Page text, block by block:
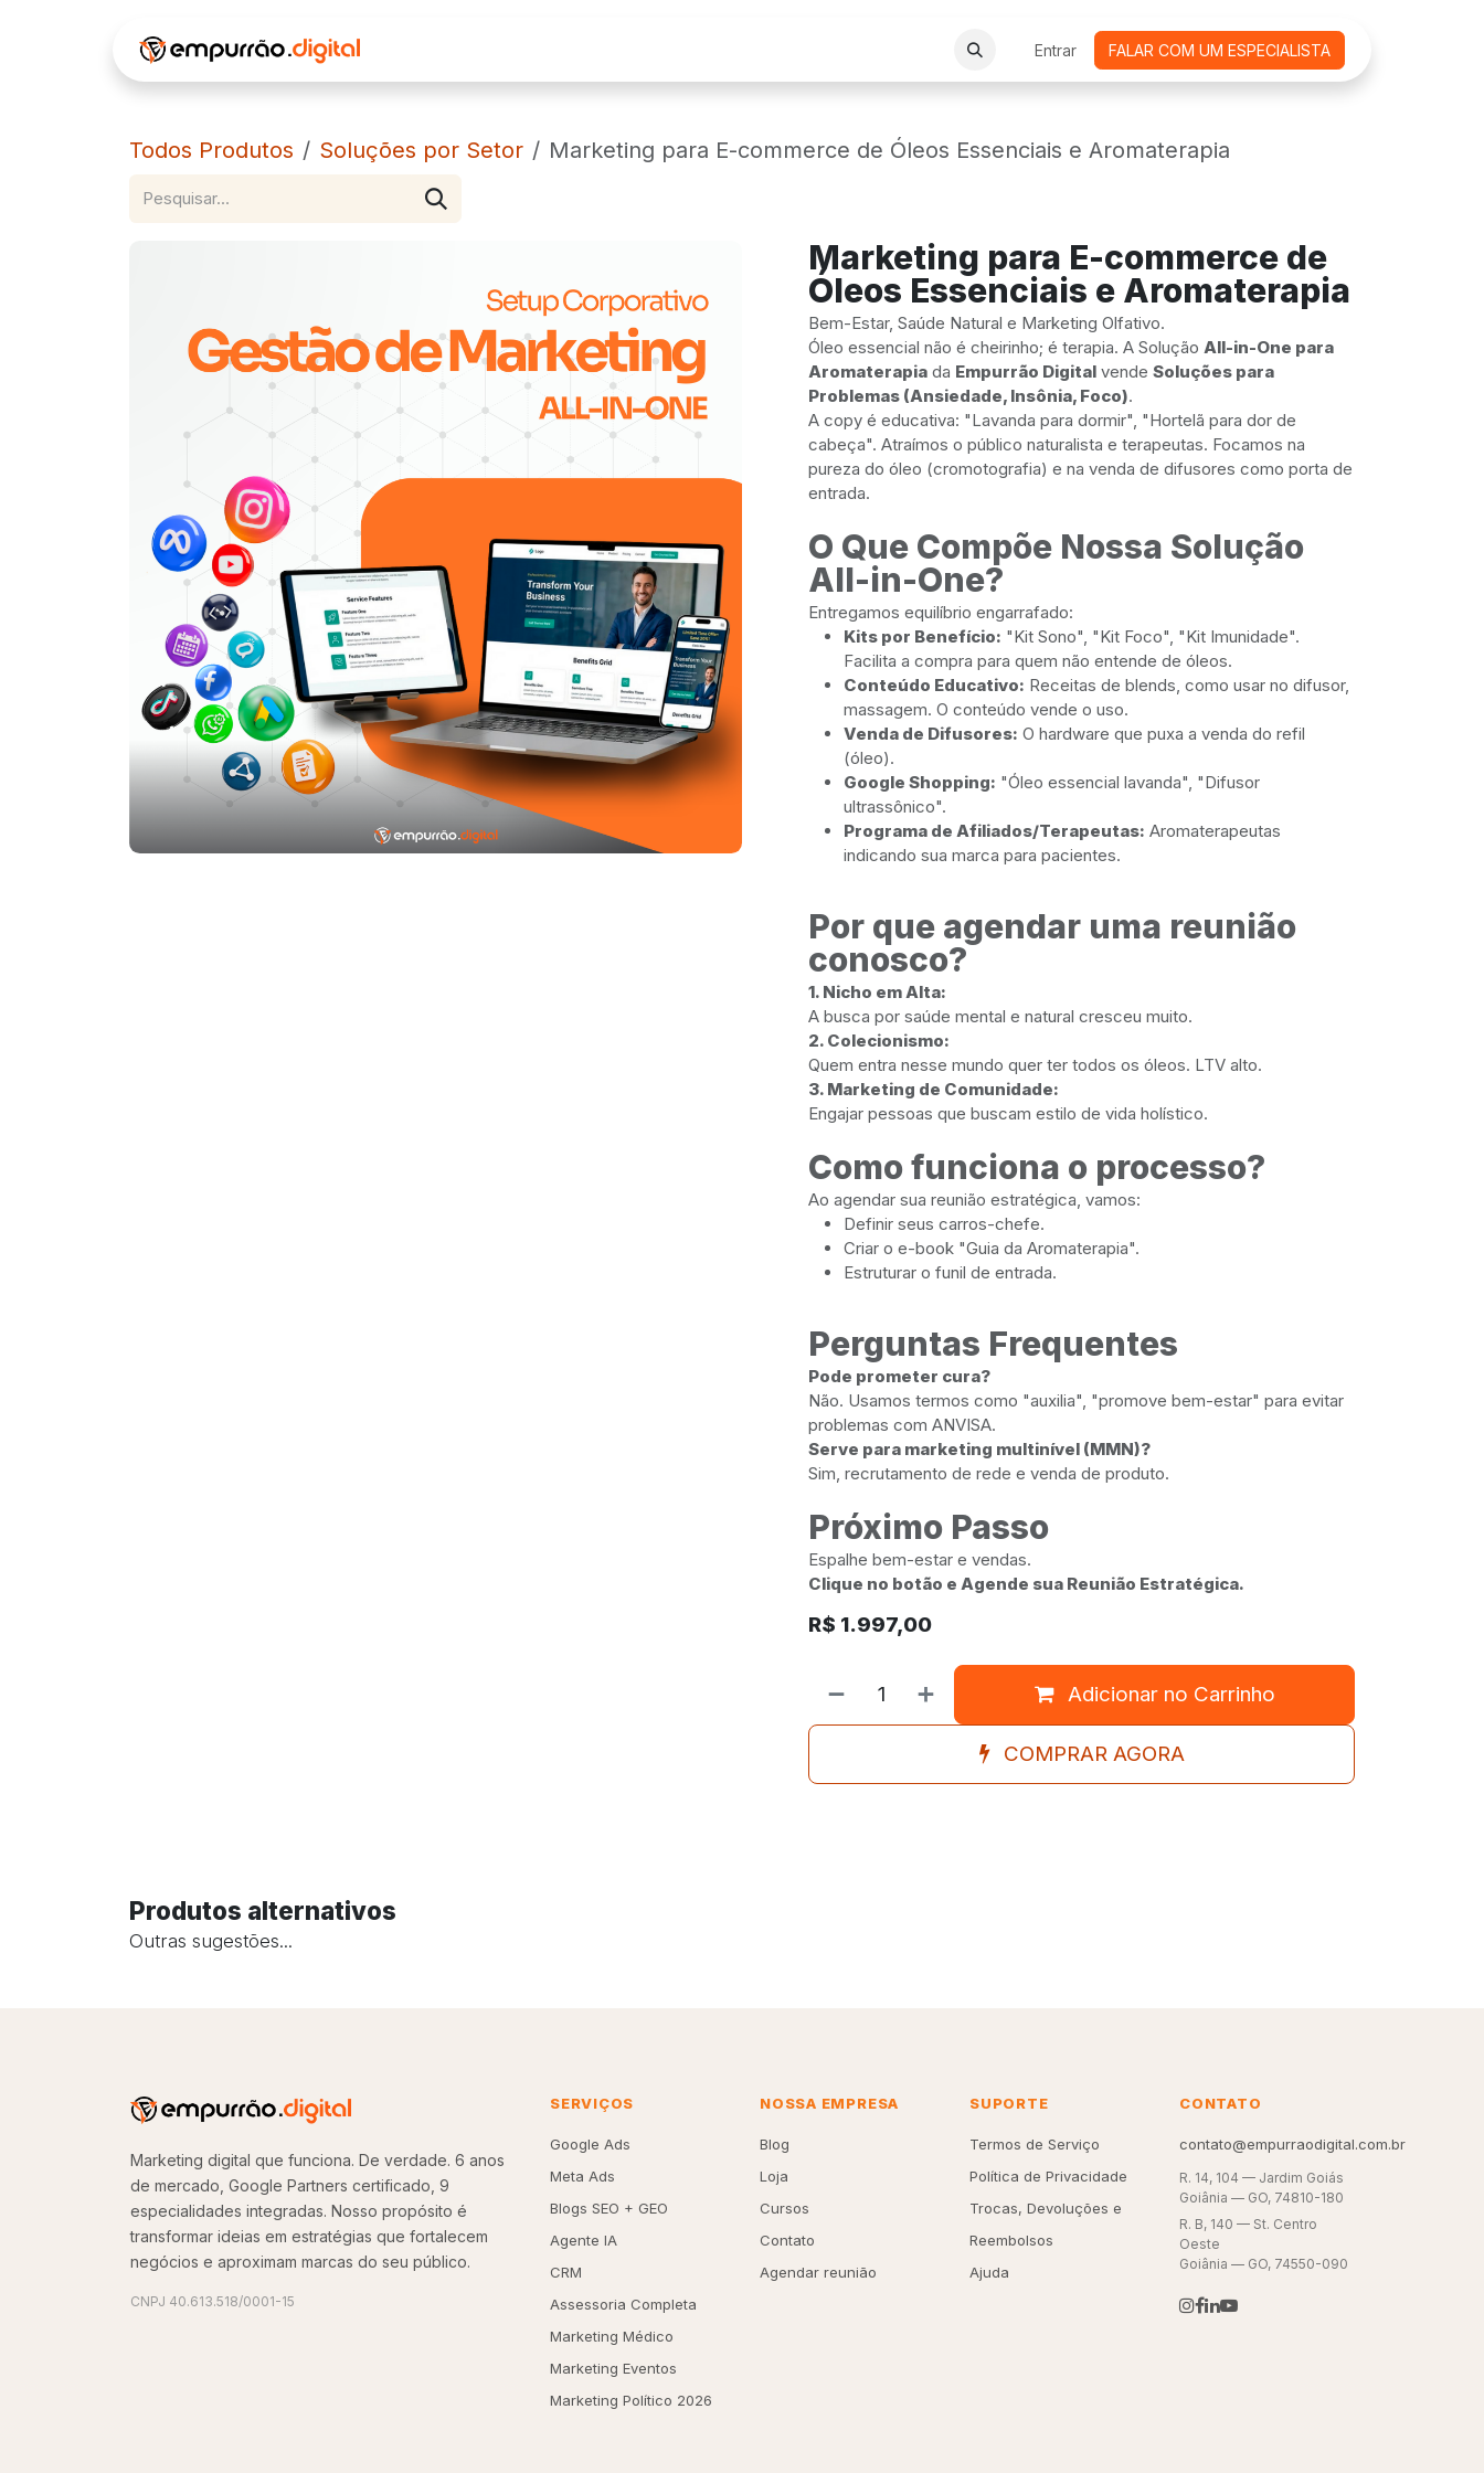
LOJA VIRTUAL CURSOS ONLINE AGENDAMENTO DE REUNIÕES
Entrar FALAR COM UM ESPECIALISTA
Todos Produtos Soluções por Setor Marketing para E-commerce de Óleos Essenciais e Aromaterapia
Marketing para E-commerce de
Óleos Essenciais e Aromaterapia
Bem-Estar, Saúde Natural e Marketing Olfativo.
Óleo essencial não é cheirinho; é terapia. A Solução All-in-One para
Aromaterapia da Empurrão Digital vende Soluções para
Problemas (Ansiedade, Insônia, Foco).
A copy é educativa: "Lavanda para dormir", "Hortelã para dor de
cabeça". Atraímos o público naturalista e terapeutas. Focamos na
pureza do óleo (cromotografia) e na venda de difusores como porta de
entrada.
O Que Compõe Nossa Solução
All-in-One?
Entregamos equilíbrio engarrafado:
Kits por Benefício: "Kit Sono", "Kit Foco", "Kit Imunidade".
Facilita a compra para quem não entende de óleos.
Conteúdo Educativo: Receitas de blends, como usar no difusor,
massagem. O conteúdo vende o uso.
Venda de Difusores: O hardware que puxa a venda do refil
(óleo).
Google Shopping: "Óleo essencial lavanda", "Difusor
ultrassônico".
Programa de Afiliados/Terapeutas: Aromaterapeutas
indicando sua marca para pacientes.
Por que agendar uma reunião
conosco?
1. Nicho em Alta:
A busca por saúde mental e natural cresceu muito.
2. Colecionismo:
Quem entra nesse mundo quer ter todos os óleos. LTV alto.
3. Marketing de Comunidade:
Engajar pessoas que buscam estilo de vida holístico.
Como funciona o processo?
Ao agendar sua reunião estratégica, vamos:
Definir seus carros-chefe.
Criar o e-book "Guia da Aromaterapia".
Estruturar o funil de entrada.
Perguntas Frequentes
Pode prometer cura?
Não. Usamos termos como "auxilia", "promove bem-estar" para evitar
problemas com ANVISA.
Serve para marketing multinível (MMN)?
Sim, recrutamento de rede e venda de produto.
Próximo Passo
Espalhe bem-estar e vendas.
Clique no botão e Agende sua Reunião Estratégica.
R$ 1.997,00
Adicionar no Carrinho
COMPRAR AGORA
Produtos alternativos
Outras sugestões...
Marketing digital que funciona. De verdade. 6 anos
de mercado, Google Partners certificado, 9
especialidades integradas. Nosso propósito é
transformar ideias em estratégias que fortalecem
negócios e aproximam marcas do seu público.
CNPJ 40.613.518/0001-15
SERVIÇOS
Google Ads
Meta Ads
Blogs SEO + GEO
Agente IA
CRM
Assessoria Completa
Marketing Médico
Marketing Eventos
Marketing Político 2026
NOSSA EMPRESA
Blog
Loja
Cursos
Contato
Agendar reunião
SUPORTE
Termos de Serviço
Política de Privacidade
Trocas, Devoluções e
Reembolsos
Ajuda
CONTATO
contato@empurraodigital.com.br
R. 14, 104 — Jardim Goiás
Goiânia — GO, 74810-180
R. B, 140 — St. Centro
Oeste
Goiânia — GO, 74550-090